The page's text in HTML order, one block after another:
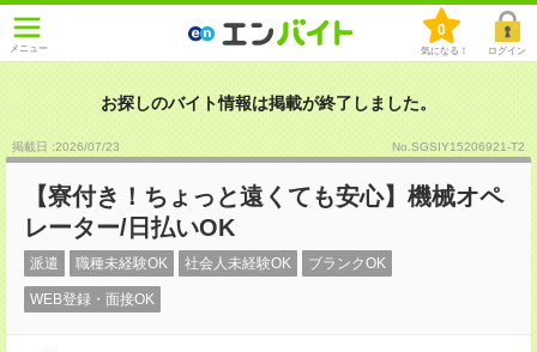
メニュー
0
気になる！ ログイン
お探しのバイト情報は掲載が終了しました。
掲載日 :2026/07/23 No.SGSIY15206921-T2
【寮付き！ちょっと遠くても安心】機械オペ
レーター/日払いOK
派遣 職種未経験OK 社会人未経験OK ブランクOK
WEB登録・面接OK